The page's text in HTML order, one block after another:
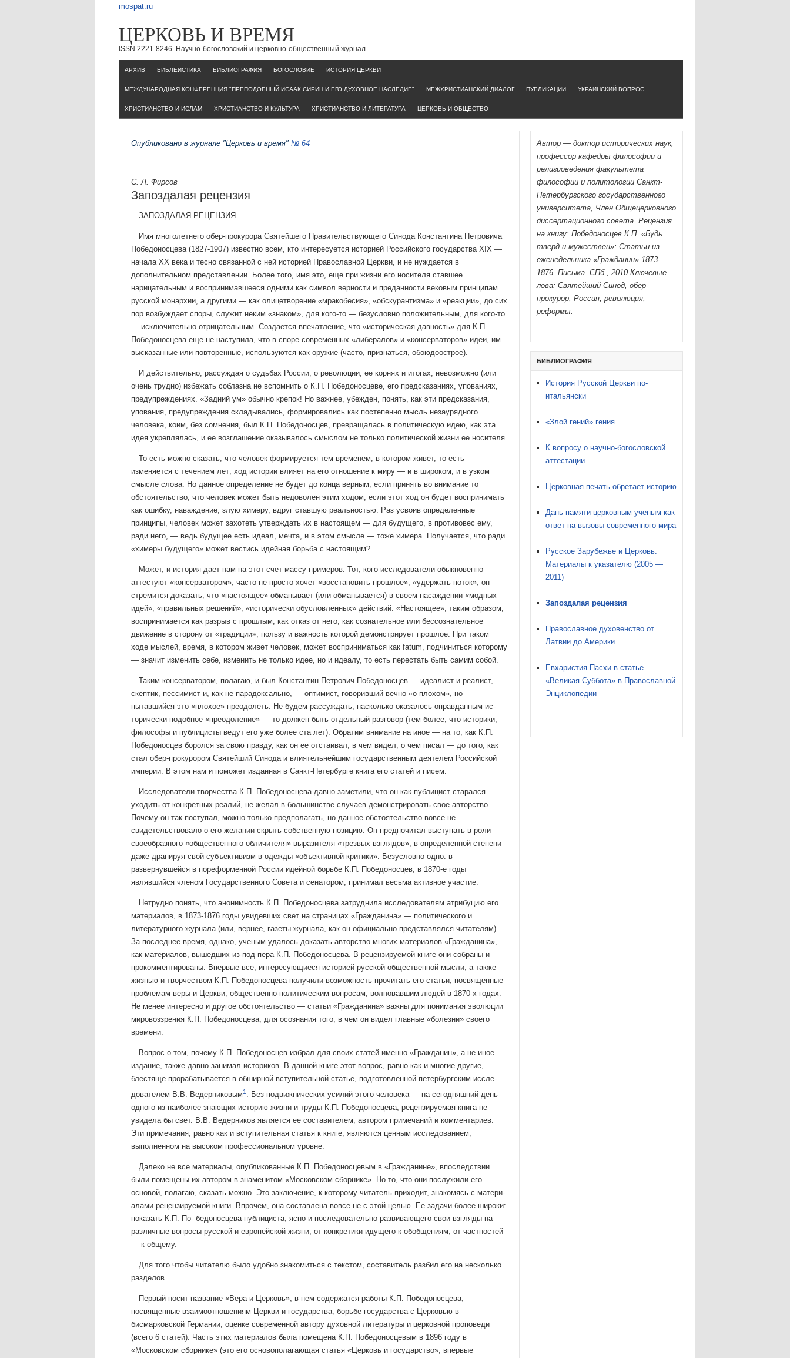
mospat.ru
ЦЕРКОВЬ И ВРЕМЯ
ISSN 2221-8246. Научно-богословский и церковно-общественный журнал
AРХИВ БИБЛЕИСТИКА БИБЛИОГРАФИЯ БОГОСЛОВИЕ ИСТОРИЯ ЦЕРКВИ
МЕЖДУНАРОДНАЯ КОНФЕРЕНЦИЯ "ПРЕПОДОБНЫЙ ИСААК СИРИН И ЕГО ДУХОВНОЕ НАСЛЕДИЕ" МЕЖХРИСТИАНСКИЙ ДИАЛОГ ПУБЛИКАЦИИ УКРАИНСКИЙ ВОПРОС
ХРИСТИАНСТВО И ИСЛАМ ХРИСТИАНСТВО И КУЛЬТУРА ХРИСТИАНСТВО И ЛИТЕРАТУРА ЦЕРКОВЬ И ОБЩЕСТВО
Опубликовано в журнале "Церковь и время" № 64
С. Л. Фирсов
Запоздалая рецензия
ЗАПОЗДАЛАЯ РЕЦЕНЗИЯ
Имя многолетнего обер-прокурора Святейшего Прави­тельствующего Синода Константина Петровича
Победоносце­ва (1827-1907) известно всем, кто интересуется историей Рос­сийского государства XIX —
начала XX века и тесно связан­ной с ней историей Православной Церкви, и не нуждается в
дополнительном представлении. Более того, имя это, еще при жизни его носителя ставшее
нарицательным и воспринимавшееся одними как символ верности и преданности вековым принципам
русской монархии, а другими — как олицетворе­ние «мракобесия», «обскурантизма» и «реакции», до сих
пор возбуждает споры, служит неким «знаком», для кого-то — бе­зусловно положительным, для кого-то
— исключительно от­рицательным. Создается впечатление, что «историческая дав­ность» для К.П.
Победоносцева еще не наступила, что в споре современных «либералов» и «консерваторов» идеи, им
выска­занные или повторенные, используются как оружие (часто, признаться, обоюдоострое).
И действительно, рассуждая о судьбах России, о ре­волюции, ее корнях и итогах, невозможно (или
очень труд­но) избежать соблазна не вспомнить о К.П. Победоносцеве, его предсказаниях, упованиях,
предупреждениях. «Задний ум» обычно крепок! Но важнее, убежден, понять, как эти предсказания,
упования, предупреждения складывались, фор­мировались как постепенно мысль незаурядного
человека, коим, без сомнения, был К.П. Победоносцев, превращалась в политическую идею, как эта
идея укреплялась, и ее возгла­шение оказывалось смыслом не только политической жиз­ни ее носителя.
То есть можно сказать, что человек формируется тем вре­менем, в котором живет, то есть
изменяется с течением лет; ход истории влияет на его отношение к миру — и в широком, и в узком
смысле слова. Но данное определение не будет до кон­ца верным, если принять во внимание то
обстоятельство, что человек может быть недоволен этим ходом, если этот ход он будет воспринимать
как ошибку, наваждение, злую химеру, вдруг ставшую реальностью. Раз усвоив определенные
принципы, че­ловек может захотеть утверждать их в настоящем — для буду­щего, в противовес ему,
ради него, — ведь будущее есть идеал, мечта, и в этом смысле — тоже химера. Получается, что ради
«химеры будущего» может вестись идейная борьба с настоя­щим?
Может, и история дает нам на этот счет массу приме­ров. Тот, кого исследователи обыкновенно
аттестуют «кон­серватором», часто не просто хочет «восстановить прошлое», «удержать поток», он
стремится доказать, что «настоящее» обманывает (или обманывается) в своем насаждении «мод­ных
идей», «правильных решений», «исторически обуслов­ленных» действий. «Настоящее», таким образом,
восприни­мается как разрыв с прошлым, как отказ от него, как созна­тельное или бессознательное
движение в сторону от «тради­ции», пользу и важность которой демонстрирует прошлое. При таком
ходе мыслей, время, в котором живет человек, может восприниматься как fatum, подчиниться которому
— значит изменить себе, изменить не только идее, но и идеалу, то есть перестать быть самим собой.
Таким консерватором, полагаю, и был Константин Петрович Победоносцев — идеалист и реалист,
скептик, пес­симист и, как не парадоксально, — оптимист, говоривший вечно «о плохом», но
пытавшийся это «плохое» преодолеть. Не будем рассуждать, насколько оказалось оправданным ис­
торически подобное «преодоление» — то должен быть от­дельный разговор (тем более, что историки,
философы и пуб­лицисты ведут его уже более ста лет). Обратим внимание на иное — на то, как К.П.
Победоносцев боролся за свою прав­ду, как он ее отстаивал, в чем видел, о чем писал — до того, как
стал обер-прокурором Святейший Синода и влиятель­нейшим государственным деятелем Российской
империи. В этом нам и поможет изданная в Санкт-Петербурге книга его статей и писем.
Исследователи творчества К.П. Победоносцева давно за­метили, что он как публицист старался
уходить от конкретных реалий, не желал в большинстве случаев демонстрировать свое авторство.
Почему он так поступал, можно только предполагать, но данное обстоятельство вовсе не
свидетельствовало о его жела­нии скрыть собственную позицию. Он предпочитал выступать в роли
своеобразного «общественного обличителя» выразителя «трезвых взглядов», в определенной степени
даже драпируя свой субъективизм в одежды «объективной критики». Безусловно одно: в
развернувшейся в пореформенной России идейной борьбе К.П. Победоносцев, в 1870-е годы
являвшийся членом Государствен­ного Совета и сенатором, принимал весьма активное участие.
Нетрудно понять, что анонимность К.П. Победонос­цева затруднила исследователям атрибуцию его
материалов, в 1873-1876 годы увидевших свет на страницах «Граждани­на» — политического и
литературного журнала (или, вер­нее, газеты-журнала, как он официально представлялся чи­тателям).
За последнее время, однако, ученым удалось дока­зать авторство многих материалов «Гражданина»,
как мате­риалов, вышедших из-под пера К.П. Победоносцева. В ре­цензируемой книге они собраны и
прокомментированы. Впервые все, интересующиеся историей русской обществен­ной мысли, а также
жизнью и творчеством К.П. Победонос­цева получили возможность прочитать его статьи, посвящен­ные
проблемам веры и Церкви, общественно-политическим вопросам, волновавшим людей в 1870-х годах.
Не менее ин­тересно и другое обстоятельство — статьи «Гражданина» важны для понимания эволюции
мировоззрения К.П. Побе­доносцева, для осознания того, в чем он видел главные «бо­лезни» своего
времени.
Вопрос о том, почему К.П. Победоносцев избрал для своих статей именно «Гражданин», а не иное
издание, также давно занимал историков. В данной книге этот вопрос, равно как и многие другие,
блестяще прорабатывается в обширной вступительной статье, подготовленной петербургским иссле­
дователем В.В. Ведерниковым1 . Без подвижнических усилий этого человека — на сегодняшний день
одного из наиболее знающих историю жизни и труды К.П. Победоносцева, рецен­зируемая книга не
увидела бы свет. В.В. Ведерников является ее составителем, автором примечаний и комментариев.
Эти примечания, равно как и вступительная статья к книге, явля­ются ценным исследованием,
выполненном на высоком про­фессиональном уровне.
Далеко не все материалы, опубликованные К.П. Побе­доносцевым в «Гражданине», впоследствии
были помещены их автором в знаменитом «Московском сборнике». Но то, что они послужили его
основой, полагаю, сказать можно. Это зак­лючение, к которому читатель приходит, знакомясь с матери­
алами рецензируемой книги. Впрочем, она составлена вовсе не с этой целью. Ее задачи более широки:
показать К.П. По- бедоносцева-публициста, ясно и последовательно развиваю­щего свои взгляды на
различные вопросы русской и европей­ской жизни, от конкретики идущего к обобщениям, от част­ностей
— к общему.
Для того чтобы читателю было удобно знакомиться с текстом, составитель разбил его на несколько
разделов.
Первый носит название «Вера и Церковь», в нем со­держатся работы К.П. Победоносцева,
посвященные взаимо­отношениям Церкви и государства, борьбе государства с Церковью в
бисмарковской Германии, оценке современной автору духовной литературы и церковной проповеди
(всего 6 статей). Часть этих материалов была помещена К.П. Побе­доносцевым в 1896 году в
«Московском сборнике» (это его основополагающая статья «Церковь и государство», впер­вые
Автор — доктор исторических наук,
профессор кафедры философии и
религи­оведения факультета
философии и политологии Санкт-
Петербургского государ­ственного
университета, Член Общецерковного
диссертационного совета. Рецензия
на книгу: Победоносцев К.П. «Будь
тверд и му­жествен»: Статьи из
еженедельника «Гражданин» 1873-
1876. Письма. СПб., 2010 Ключевые
лова: Святейший Синод, обер-
прокурор, Россия, революция,
реформы.
БИБЛИОГРАФИЯ
История Русской Церкви по-
итальянски
«Злой гений» гения
К вопросу о научно-богословской
аттестации
Церковная печать обретает историю
Дань памяти церковным ученым как
ответ на вызовы современного мира
Русское Зарубежье и Церковь.
Материалы к указателю (2005 —
2011)
Запоздалая рецензия
Православное духовенство от
Латвии до Америки
Евхаристия Пасхи в статье
«Великая Суббота» в Православной
Энциклопедии